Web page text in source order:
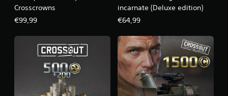
Сrosscrowns
€99,99
incarnate (Deluxe edition)
€64,99